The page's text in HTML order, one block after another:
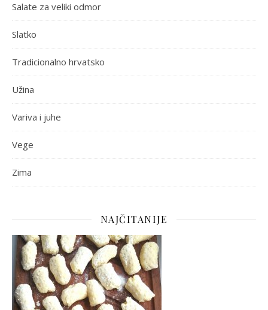
Salate za veliki odmor
Slatko
Tradicionalno hrvatsko
Užina
Variva i juhe
Vege
Zima
NAJČITANIJE